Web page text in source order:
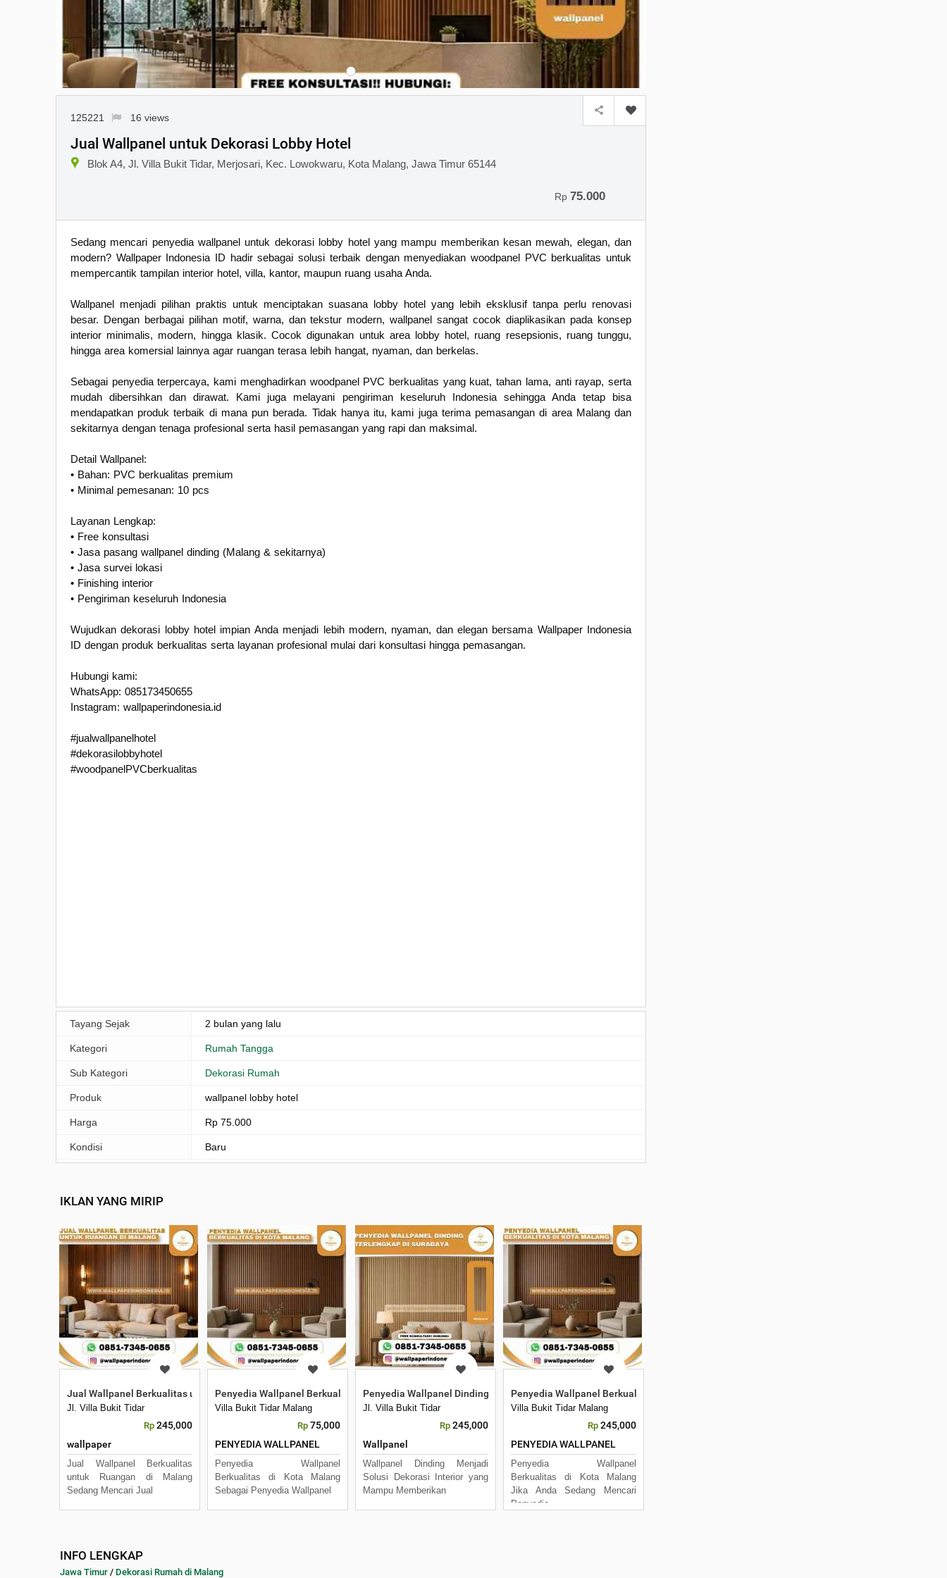
125221 16 views
Jual Wallpanel untuk Dekorasi Lobby Hotel
Blok A4, Jl. Villa Bukit Tidar, Merjosari, Kec. Lowokwaru, Kota Malang, Jawa Timur 65144
Rp 75.000
Sedang mencari penyedia wallpanel untuk dekorasi lobby hotel yang mampu memberikan kesan mewah, elegan, dan
modern? Wallpaper Indonesia ID hadir sebagai solusi terbaik dengan menyediakan woodpanel PVC berkualitas untuk
mempercantik tampilan interior hotel, villa, kantor, maupun ruang usaha Anda.
Wallpanel menjadi pilihan praktis untuk menciptakan suasana lobby hotel yang lebih eksklusif tanpa perlu renovasi
besar. Dengan berbagai pilihan motif, warna, dan tekstur modern, wallpanel sangat cocok diaplikasikan pada konsep
interior minimalis, modern, hingga klasik. Cocok digunakan untuk area lobby hotel, ruang resepsionis, ruang tunggu,
hingga area komersial lainnya agar ruangan terasa lebih hangat, nyaman, dan berkelas.
Sebagai penyedia terpercaya, kami menghadirkan woodpanel PVC berkualitas yang kuat, tahan lama, anti rayap, serta
mudah dibersihkan dan dirawat. Kami juga melayani pengiriman keseluruh Indonesia sehingga Anda tetap bisa
mendapatkan produk terbaik di mana pun berada. Tidak hanya itu, kami juga terima pemasangan di area Malang dan
sekitarnya dengan tenaga profesional serta hasil pemasangan yang rapi dan maksimal.
Detail Wallpanel:
• Bahan: PVC berkualitas premium
• Minimal pemesanan: 10 pcs
Layanan Lengkap:
• Free konsultasi
• Jasa pasang wallpanel dinding (Malang & sekitarnya)
• Jasa survei lokasi
• Finishing interior
• Pengiriman keseluruh Indonesia
Wujudkan dekorasi lobby hotel impian Anda menjadi lebih modern, nyaman, dan elegan bersama Wallpaper Indonesia
ID dengan produk berkualitas serta layanan profesional mulai dari konsultasi hingga pemasangan.
Hubungi kami:
WhatsApp: 085173450655
Instagram: wallpaperindonesia.id
#jualwallpanelhotel
#dekorasilobbyhotel
#woodpanelPVCberkualitas
Tayang Sejak 2 bulan yang lalu
Kategori Rumah Tangga
Sub Kategori Dekorasi Rumah
Produk wallpanel lobby hotel
Harga Rp 75.000
Kondisi Baru
IKLAN YANG MIRIP
Jual Wallpanel Berkualitas untuk Ruangan di Malang
Jl. Villa Bukit Tidar
Rp 245,000
wallpaper
Jual Wallpanel Berkualitas
untuk Ruangan di Malang
Sedang Mencari Jual
Penyedia Wallpanel Berkualitas di Kota Malang
Villa Bukit Tidar Malang
Rp 75,000
PENYEDIA WALLPANEL
Penyedia Wallpanel
Berkualitas di Kota Malang
Sebagai Penyedia Wallpanel
Penyedia Wallpanel Dinding Terlengkap di Surabaya
Jl. Villa Bukit Tidar
Rp 245,000
Wallpanel
Wallpanel Dinding Menjadi
Solusi Dekorasi Interior yang
Mampu Memberikan
Penyedia Wallpanel Berkualitas di Kota Malang
Villa Bukit Tidar Malang
Rp 245,000
PENYEDIA WALLPANEL
Penyedia Wallpanel
Berkualitas di Kota Malang
Jika Anda Sedang Mencari
Penyedia
INFO LENGKAP
Jawa Timur / Dekorasi Rumah di Malang